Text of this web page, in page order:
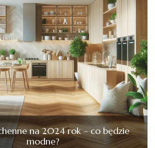
na 2024 rok – co będzie
modne?